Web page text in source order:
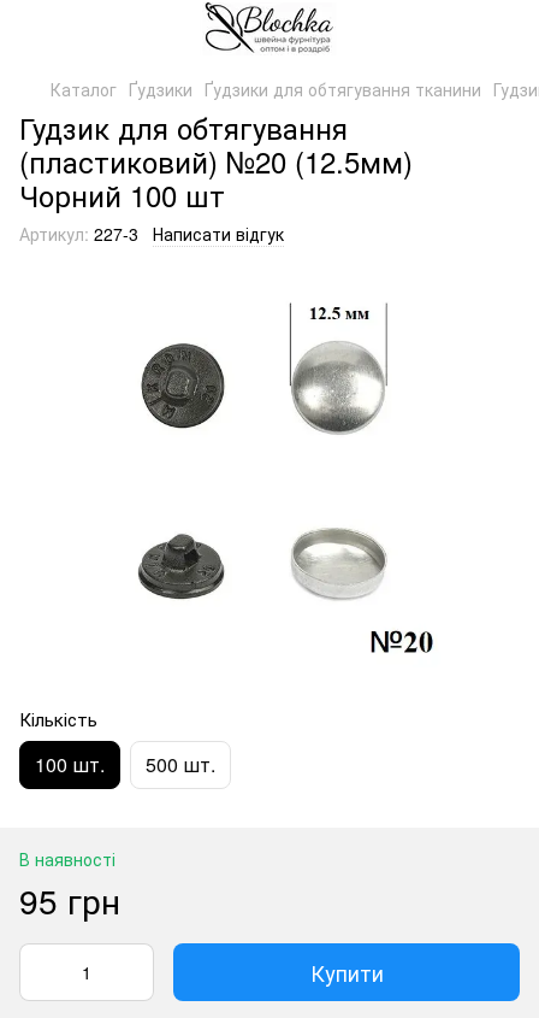
Каталог Ґудзики Ґудзики для обтягування тканини
Гудзик для обтягування
(пластиковий) №20 (12.5мм)
Чорний 100 шт
Артикул: 227-3 Написати відгук
Кількість
100 шт. 500 шт.
В наявності
95 грн
Купити